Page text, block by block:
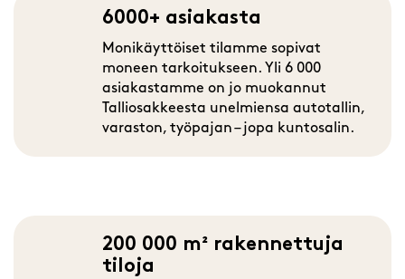
6000+ asiakasta
Monikäyttöiset tilamme sopivat
moneen tarkoitukseen. Yli 6 000
asiakastamme on jo muokannut
Talliosakkeesta unelmiensa autotallin,
varaston, työpajan – jopa kuntosalin.
200 000 m² rakennettuja
tiloja